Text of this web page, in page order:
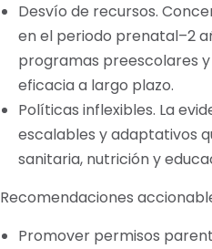
Desvío de recursos.
en el periodo prenatal–2
programas preescolares
eficacia a largo plazo.
Políticas inflexibles. La
escalables y adaptativos
sanitaria, nutrición y
Recomendaciones
Promover permisos